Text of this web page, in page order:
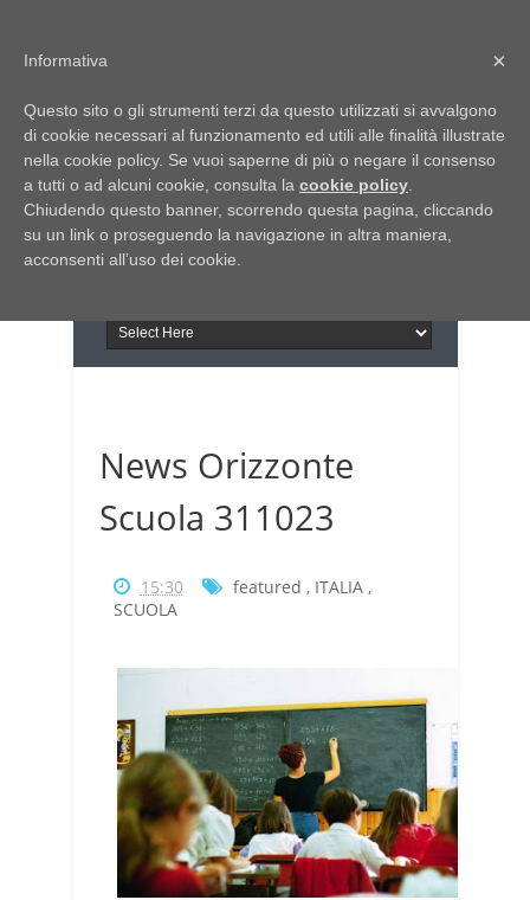
Italia Notizie
Giornale di Basilicata
Giornale di Puglia
INFORMAPUGLIA
Il portale n.1 del lavoro
in Puglia
News Orizzonte
Scuola 311023
15:30 featured , ITALIA,
SCUOLA
×
Informativa
Questo sito o gli strumenti terzi da questo utilizzati si avvalgono
di cookie necessari al funzionamento ed utili alle finalità illustrate
nella cookie policy. Se vuoi saperne di più o negare il consenso
a tutti o ad alcuni cookie, consulta la cookie policy
Chiudendo questo banner, scorrendo questa pagina, cliccando
su un link o proseguendo la navigazione in altra maniera,
acconsenti all’uso dei cookie.